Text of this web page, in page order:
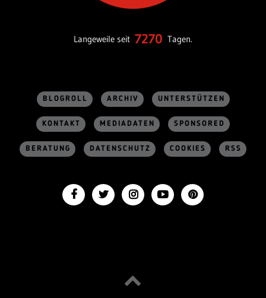
Langeweile seit 7270 Tagen.
BLOGROLL ARCHIV UNTERSTÜTZEN
KONTAKT MEDIADATEN SPONSORED
BERATUNG DATENSCHUTZ COOKIES RSS